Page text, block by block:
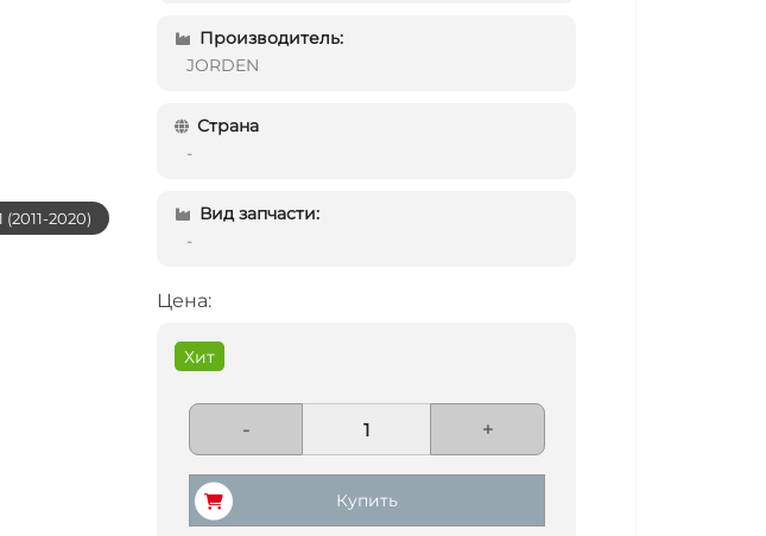
(2011-2020)
Производитель:
JORDEN
Страна
-
Вид запчасти:
-
Цена:
Хит
- +
Купить